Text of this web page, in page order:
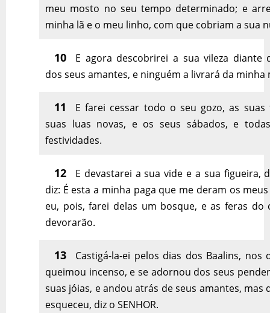
meu mosto no seu tempo determinado; e
minha lã e o meu linho, com que cobriam a sua
10
E agora descobrirei a sua vileza diante
dos seus amantes, e ninguém a livrará da minha
11
E farei cessar todo o seu gozo, as suas
suas luas novas, e os seus sábados, e
festividades.
12
E devastarei a sua vide e a sua figueira,
diz: É esta a minha paga que me deram os
eu, pois, farei delas um bosque, e as feras do
devorarão.
13
Castigá-la-ei pelos dias dos Baalins, nos
queimou incenso, e se adornou dos seus
suas jóias, e andou atrás de seus amantes, mas
esqueceu, diz o SENHOR.